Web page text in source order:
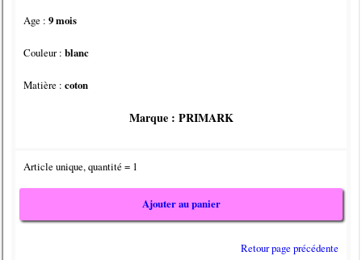
Age :9 mois
Couleur :blanc
Matière :coton
Marque : PRIMARK
Article unique, quantité = 1
Ajouter au panier
Retour page précédente